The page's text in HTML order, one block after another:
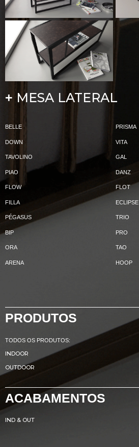
+ MESA LATERAL
BELLE PRISMA
DOWN VITA
TAVOLINO GAL
PIAO DANZ
FLOW FLOT
FILLA ECLIPSE
PÉGASUS TRIO
BIP PRO
ORA TAO
ARENA HOOP
PRODUTOS
TODOS OS PRODUTOS:
INDOOR
OUTDOOR
ACABAMENTOS
IND & OUT